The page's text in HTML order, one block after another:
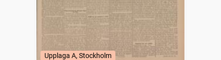
Upplaga A, Stockholm